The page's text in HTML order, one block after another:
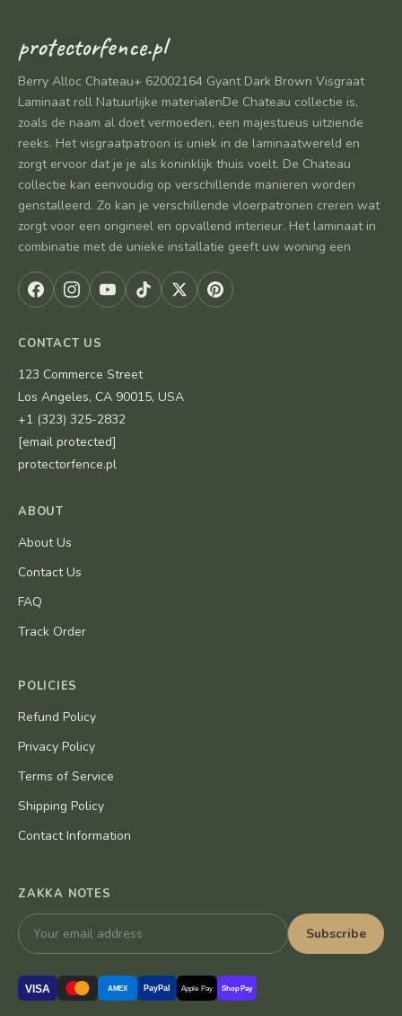
protectorfence.pl
Berry Alloc Chateau+ 62002164 Gyant Dark Brown Visgraat
Laminaat roll Natuurlijke materialenDe Chateau collectie is,
zoals de naam al doet vermoeden, een majestueus uitziende
reeks. Het visgraatpatroon is uniek in de laminaatwereld en
zorgt ervoor dat je je als koninklijk thuis voelt. De Chateau
collectie kan eenvoudig op verschillende manieren worden
genstalleerd. Zo kan je verschillende vloerpatronen creren wat
zorgt voor een origineel en opvallend interieur. Het laminaat in
combinatie met de unieke installatie geeft uw woning een
CONTACT US
123 Commerce Street
Los Angeles, CA 90015, USA
+1 (323) 325-2832
[email protected]
protectorfence.pl
ABOUT
About Us
Contact Us
FAQ
Track Order
POLICIES
Refund Policy
Privacy Policy
Terms of Service
Shipping Policy
Contact Information
ZAKKA NOTES
Subscribe
VISA AMEX PayPal Apple Pay Shop Pay